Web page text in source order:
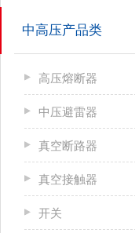
中高压产品类
高压熔断器
中压避雷器
真空断路器
真空接触器
开关